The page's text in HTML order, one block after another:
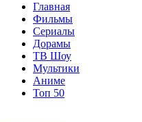
Главная
Фильмы
Сериалы
Дорамы
ТВ Шоу
Мультики
Аниме
Топ 50